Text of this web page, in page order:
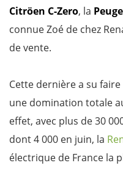
Citröen C-Zero, la
connue Zoé de chez
de vente.
Cette dernière a su
une domination totale
effet, avec plus de 30
dont 4 000 en juin, la
électrique de France la